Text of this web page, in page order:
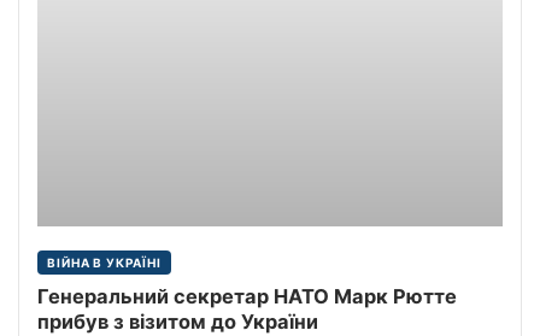
ВІЙНА В УКРАЇНІ
Генеральний секретар НАТО Марк Рютте
прибув з візитом до України